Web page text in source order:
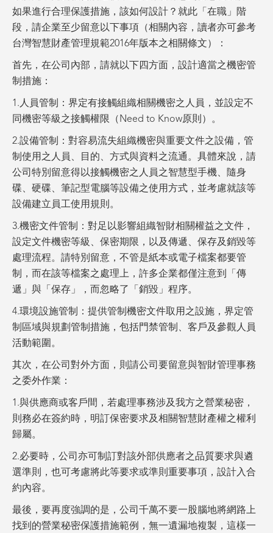
如果進行合理保護措施，該如何設計？就此「在職」階
段，請企業至少留意以下事項（相關內容，讀者亦可參考
台灣智慧財產管理規範2016年版本之相關條文）：
首先，在公司內部，請就以下四方面，設計適當之機密管
制措施：
1.人員管制：界定有接觸組織相關機密之人員，並設定不
同機密等級之接觸權限（Need to Know原則）。
2.設備管制：對容易流失組織機密與重要文件之設備，管
制使用之人員、目的、方式與資料之流通。具體來說，請
公司特別留意得以接觸機密之人員之智慧型手機、隨身
碟、硬碟、筆記型電腦等設備之使用方式，並考慮就該等
設備建立員工使用規則。
3.機密文件管制：對足以影響組織智財相關權益之文件，
設定文件機密等級、保密期限，以及傳遞、保存及銷毀等
處理流程。請特別留意，不管是紙本或電子檔案都要管
制，而在該等檔案之處理上，許多企業都僅注意到「傳
遞」與「保存」，而忽略了「銷毀」程序。
4.環境設施管制：提供管制機密文件取用之設施，界定管
制區域與規劃管制措施，包括門禁管制、客戶及參觀人員
活動範圍。
其次，在公司對外方面，則請公司要留意與智財管理事務
之委外作業：
1.與供應商或客戶間，若處理事務涉及我方之營業秘密，
則務必在簽約時，明訂保密要求及相關智慧財產權之權利
歸屬。
2.必要時，公司亦可制訂對該外部供應者之品質要求與遴
選準則，也可考慮將此等要求或準則重要事項，設計入合
約內容。
最後，要再度強調的是，公司千萬不要一股腦地將網路上
找到的營業秘密保護措施範例，無一遺漏地複製，這樣一